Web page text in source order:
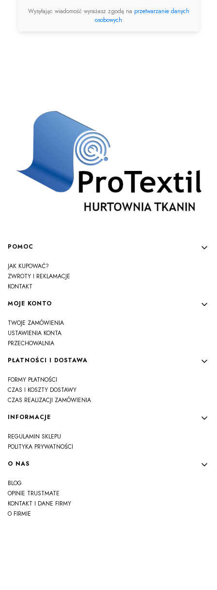
Wysyłając wiadomość wyrażasz zgodę na przetwarzanie danych
osobowych
Linki w stopce
POMOC
JAK KUPOWAĆ?
ZWROTY I REKLAMACJE
KONTAKT
MOJE KONTO
TWOJE ZAMÓWIENIA
USTAWIENIA KONTA
PRZECHOWALNIA
PŁATNOŚCI I DOSTAWA
FORMY PŁATNOŚCI
CZAS I KOSZTY DOSTAWY
CZAS REALIZACJI ZAMÓWIENIA
INFORMACJE
REGULAMIN SKLEPU
POLITYKA PRYWATNOŚCI
O NAS
BLOG
OPINIE TRUSTMATE
KONTAKT I DANE FIRMY
O FIRMIE